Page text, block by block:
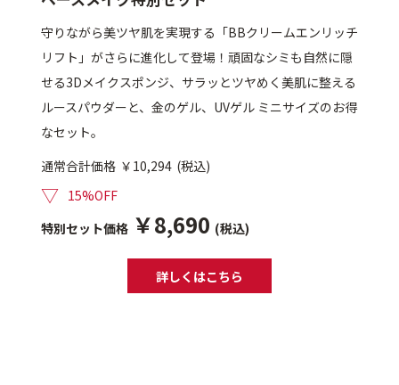
定期便
定期便
ブランド情報
ショッピングガイド
お電話でもご注文いただけます
守りながら美ツヤ肌を実現する「BBクリームエンリッチ
リフト」がさらに進化して登場！頑固なシミも自然に隠
せる3Dメイクスポンジ、サラッとツヤめく美肌に整える
ルースパウダーと、金のゲル、UVゲル ミニサイズのお得
なセット。
通常合計価格 ￥10,294 (税込)
▽ 15%OFF
特別セット価格 ￥8,690 (税込)
詳しくはこちら